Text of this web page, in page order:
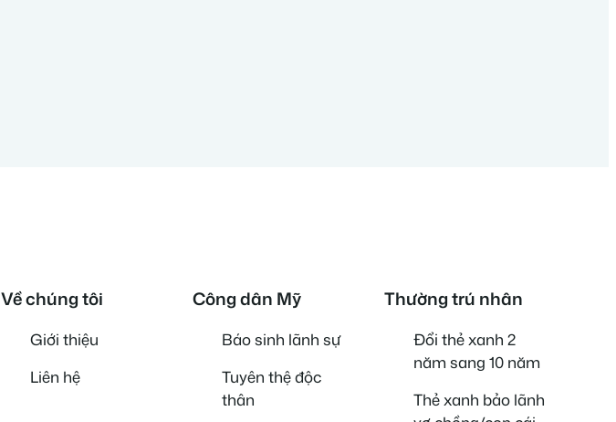
Về chúng tôi
Giới thiệu
Liên hệ
Công dân Mỹ
Báo sinh lãnh sự
Tuyên thệ độc
thân
Thường trú nhân
Đổi thẻ xanh 2
năm sang 10 năm
Thẻ xanh bảo lãnh